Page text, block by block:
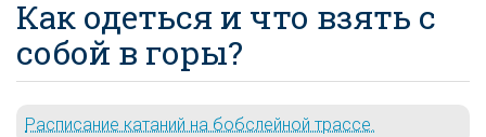
Как одеться и что взять с
собой в горы?
Расписание катаний на бобслейной трассе.